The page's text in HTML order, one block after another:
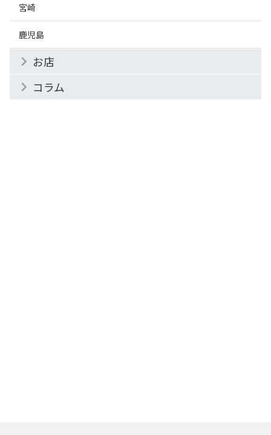
宮崎
鹿児島
お店
コラム